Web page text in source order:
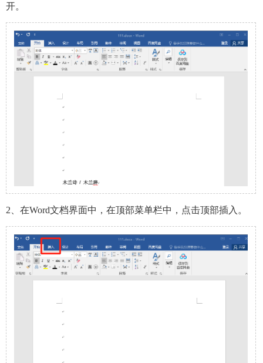
开。
2、在Word文档界面中，在顶部菜单栏中，点击顶部插入。